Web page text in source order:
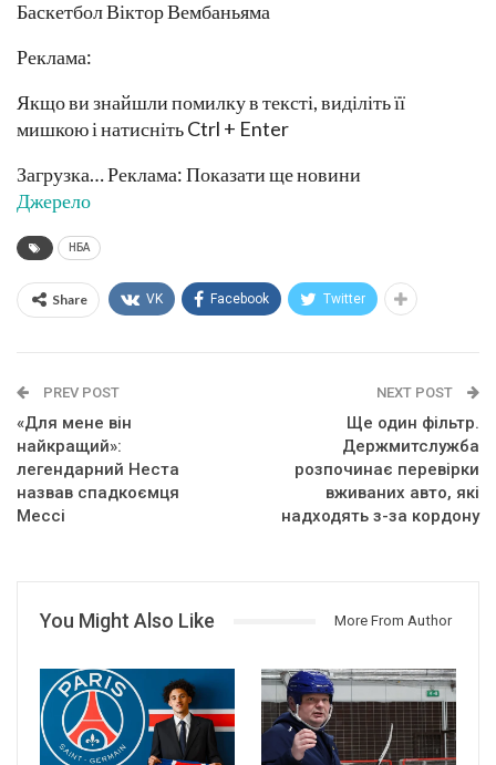
Баскетбол Віктор Вембаньяма
Реклама:
Якщо ви знайшли помилку в тексті, виділіть її
мишкою і натисніть Ctrl + Enter
Загрузка… Реклама: Показати ще новини
Джерело
НБА
Share VK Facebook Twitter
PREV POST
«Для мене він
найкращий»:
легендарний Неста
назвав спадкоємця
Мессі
NEXT POST
Ще один фільтр.
Держмитслужба
розпочинає перевірки
вживаних авто, які
надходять з-за кордону
You Might Also Like More From Author